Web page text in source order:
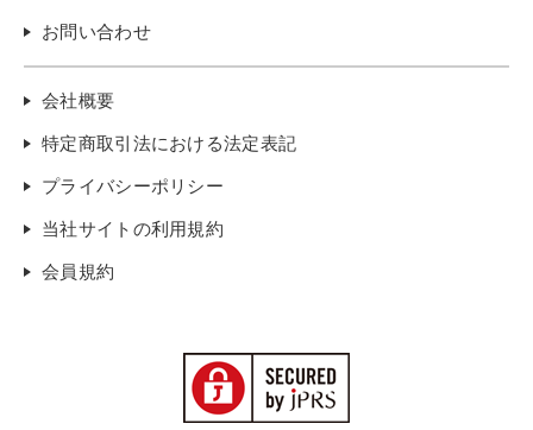
お問い合わせ
会社概要
特定商取引法における法定表記
プライバシーポリシー
当社サイトの利用規約
会員規約